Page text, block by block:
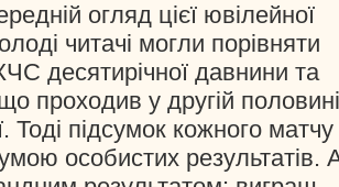
огляд цієї ювілейної
читачі могли порівняти
десятирічної давнини та
проходив у другій половині
Тоді підсумок кожного матчу
особистих результатів.